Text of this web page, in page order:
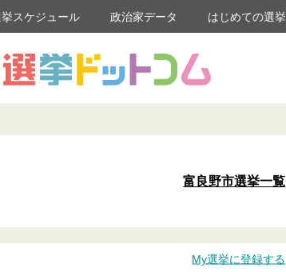
スケジュール 政治家データ はじめての選挙
富良野市選挙一覧
My選挙に登録する